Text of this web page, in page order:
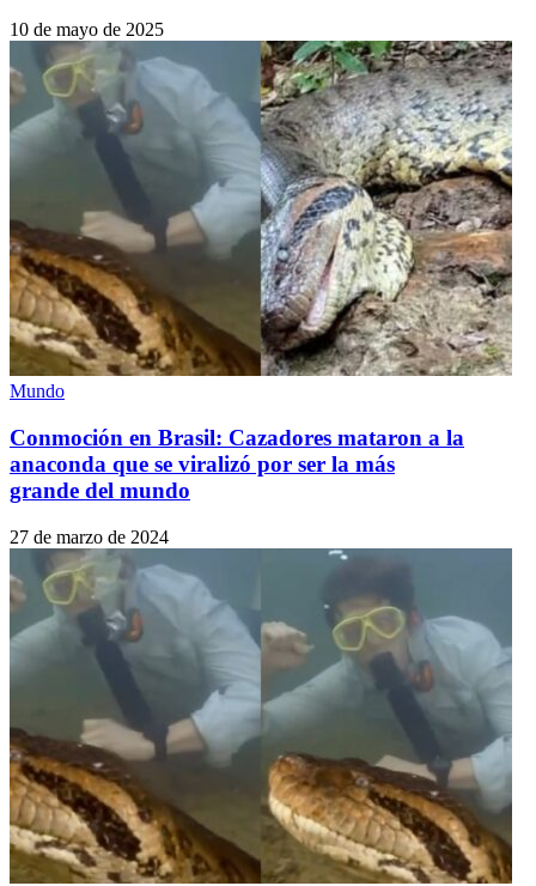
10 de mayo de 2025
Mundo
Conmoción en Brasil: Cazadores mataron a la
anaconda que se viralizó por ser la más
grande del mundo
27 de marzo de 2024